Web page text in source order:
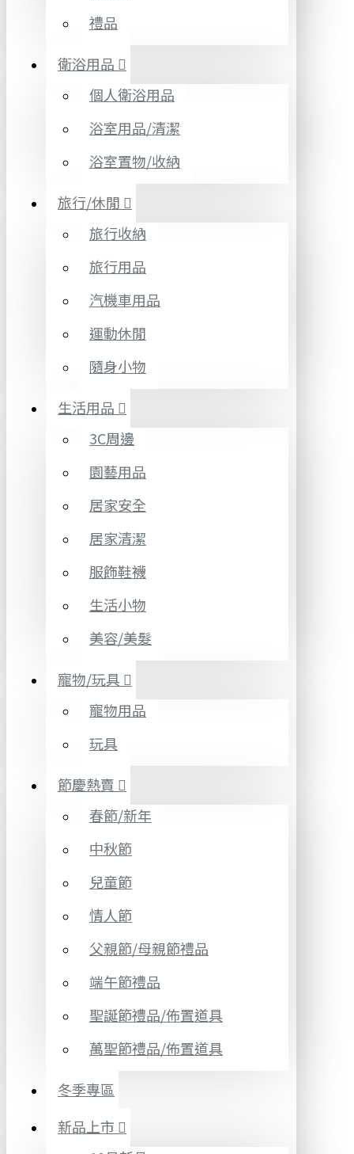
禮品
衛浴用品
個人衛浴用品
浴室用品/清潔
浴室置物/收納
旅行/休閒
旅行收納
旅行用品
汽機車用品
運動休閒
隨身小物
生活用品
3C周邊
園藝用品
居家安全
居家清潔
服飾鞋襪
生活小物
美容/美髮
寵物/玩具
寵物用品
玩具
節慶熱賣
春節/新年
中秋節
兒童節
情人節
父親節/母親節禮品
端午節禮品
聖誕節禮品/佈置道具
萬聖節禮品/佈置道具
冬季專區
新品上市